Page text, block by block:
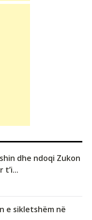
dhe ndoqi Zukon
t’i...
e sikletshëm në